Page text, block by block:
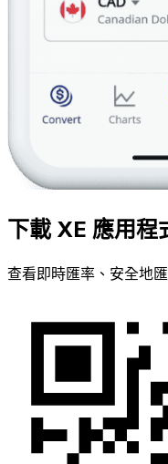
下載 XE 應用程
查看即時匯率、安全地